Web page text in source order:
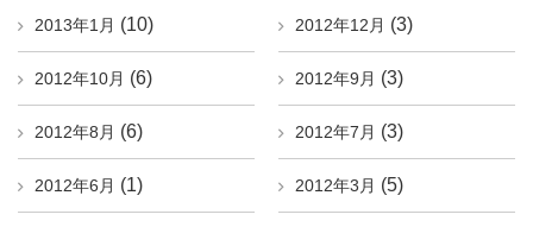
2013年1月 (10) 2012年12月 (3)
2012年10月 (6) 2012年9月 (3)
2012年8月 (6) 2012年7月 (3)
2012年6月 (1) 2012年3月 (5)